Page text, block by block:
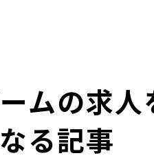
ムの求人
る記事